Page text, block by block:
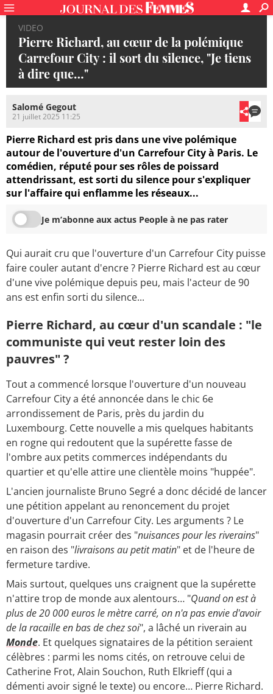
VIDEO
Pierre Richard, au cœur de la polémique
Carrefour City : il sort du silence, "Je tiens
à dire que…"
Salomé Gegout
21 juillet 2025 11:25
Pierre Richard est pris dans une vive polémique
autour de l'ouverture d'un Carrefour City à Paris. Le
comédien, réputé pour ses rôles de poissard
attendrissant, est sorti du silence pour s'expliquer
sur l'affaire qui enflamme les réseaux...
Je m’abonne aux actus People à ne pas rater
Qui aurait cru que l'ouverture d'un Carrefour City puisse
faire couler autant d'encre ? Pierre Richard est au cœur
d'une vive polémique depuis peu, mais l'acteur de 90
ans est enfin sorti du silence...
Pierre Richard, au cœur d'un scandale : "le
communiste qui veut rester loin des
pauvres" ?
Tout a commencé lorsque l'ouverture d'un nouveau
Carrefour City a été annoncée dans le chic 6e
arrondissement de Paris, près du jardin du
Luxembourg. Cette nouvelle a mis quelques habitants
en rogne qui redoutent que la supérette fasse de
l'ombre aux petits commerces indépendants du
quartier et qu'elle attire une clientèle moins "huppée".
L'ancien journaliste Bruno Segré a donc décidé de lancer
une pétition appelant au renoncement du projet
d'ouverture d'un Carrefour City. Les arguments ? Le
magasin pourrait créer des "nuisances pour les riverains"
en raison des "livraisons au petit matin" et de l'heure de
fermeture tardive.
Mais surtout, quelques uns craignent que la supérette
n'attire trop de monde aux alentours… "Quand on est à
plus de 20 000 euros le mètre carré, on n'a pas envie d'avoir
de la racaille en bas de chez soi", a lâché un riverain au
Monde. Et quelques signataires de la pétition seraient
célèbres : parmi les noms cités, on retrouve celui de
Catherine Frot, Alain Souchon, Ruth Elkrieff (qui a
démenti avoir signé le texte) ou encore… Pierre Richard.